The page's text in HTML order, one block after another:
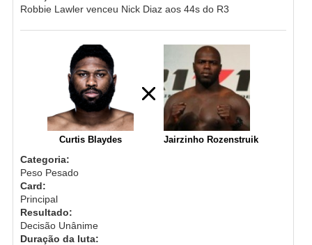
Robbie Lawler venceu Nick Diaz aos 44s do R3
Curtis Blaydes Jairzinho Rozenstruik
Categoria:
Peso Pesado
Card:
Principal
Resultado:
Decisão Unânime
Duração da luta: